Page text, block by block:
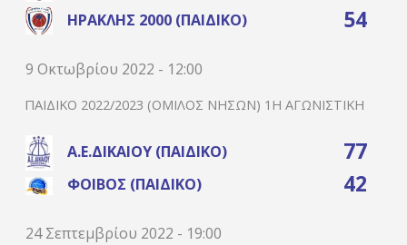
ΗΡΑΚΛΉΣ 2000 (ΠΑΙΔΙΚΌ) 54
9 Οκτωβρίου 2022 - 12:00
ΠΑΙΔΙΚΌ 2022/2023 (ΌΜΙΛΟΣ ΝΉΣΩΝ) 1Η ΑΓΩΝΙΣΤΙΚΉ
Α.Ε.ΔΙΚΑΊΟΥ (ΠΑΙΔΙΚΌ) 77
ΦΟΊΒΟΣ (ΠΑΙΔΙΚΌ) 42
24 Σεπτεμβρίου 2022 - 19:00